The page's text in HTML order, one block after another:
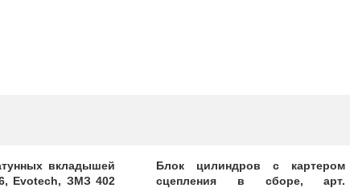
вкладышей
Evotech, ЗМЗ 402
Блок цилиндров с картером
сцепления в сборе, арт.